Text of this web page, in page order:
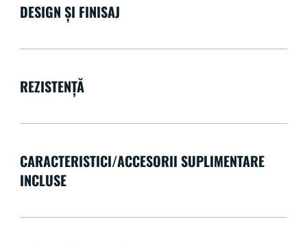
DESIGN ȘI FINISAJ
REZISTENȚĂ
CARACTERISTICI/ACCESORII SUPLIMENTARE
INCLUSE